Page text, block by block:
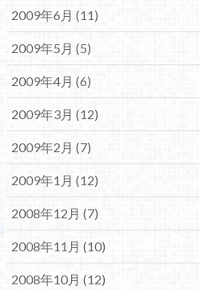
2009年6月 (11)
2009年5月 (5)
2009年4月 (6)
2009年3月 (12)
2009年2月 (7)
2009年1月 (12)
2008年12月 (7)
2008年11月 (10)
2008年10月 (12)